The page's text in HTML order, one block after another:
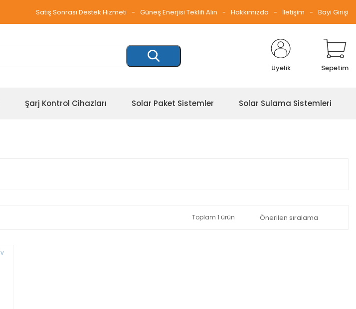
Satış Sonrası Destek Hizmeti Güneş Enerjisi Teklifi Alın Hakkımızda İletişim Bayi Girişi
Üyelik Sepetim
Şarj Kontrol Cihazları Solar Paket Sistemler Solar Sulama Sistemleri
Toplam 1 ürün